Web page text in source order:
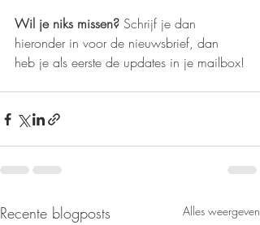
Wil je niks missen? Schrijf je dan
hieronder in voor de nieuwsbrief, dan
heb je als eerste de updates in je mailbox!
Recente blogposts Alles weergeven